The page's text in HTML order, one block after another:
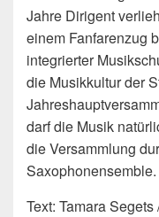
Jahre Dirigent
einem Fanfarenzug
integrierter
die Musikkultur der
darf die Musik
die Versammlung
Saxophonensemble.
Text: Tamara